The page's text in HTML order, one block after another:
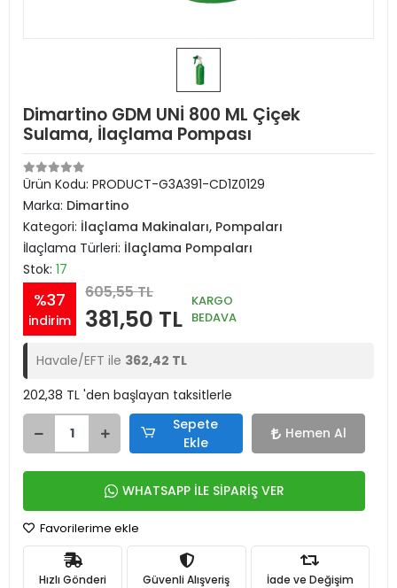
Dimartino GDM UNİ 800 ML Çiçek
Sulama, İlaçlama Pompası
Ürün Kodu: PRODUCT-G3A391-CD1Z0129
Marka: Dimartino
Kategori: İlaçlama Makinaları, Pompaları
İlaçlama Türleri: İlaçlama Pompaları
Stok: 17
%37
indirim
605,55 TL
381,50 TL
KARGO
BEDAVA
Havale/EFT ile 362,42 TL
202,38 TL 'den başlayan taksitlerle
Sepete
Ekle
Hemen Al
WHATSAPP İLE SİPARİŞ VER
Favorilerime ekle
Hızlı Gönderi Güvenli Alışveriş İade ve Değişim